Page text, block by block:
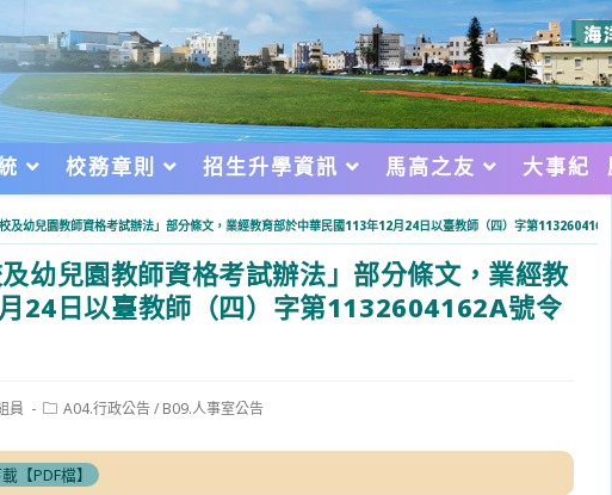
校務章則 招生升學資訊 馬高之友 大事紀
及幼兒園教師資格考試辦法」部分條文，業經教育部於中華民國113年12月24日以臺教師（四）字第
及幼兒園教師資格考試辦法」部分條文，業經教
24日以臺教師（四）字第1132604162A號令
員
PostA04.行政公告/ B09.人事室公告
【PDF檔】